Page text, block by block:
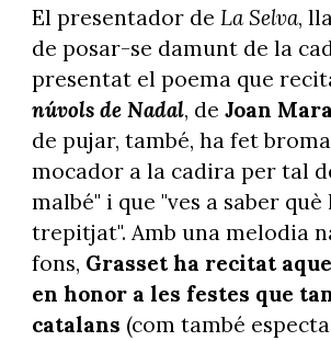
El presentador de La Selva,
de posar-se damunt de la
presentat el poema que
núvols de Nadal, de Joan
de pujar, també, ha fet
mocador a la cadira per tal
malbé" i que "ves a saber què
trepitjat". Amb una melodia
fons, Grasset ha recitat
en honor a les festes que
catalans (com també